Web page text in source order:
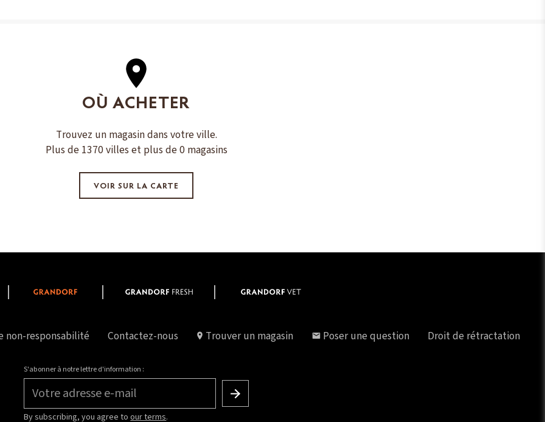
OÙ ACHETER
Trouvez un magasin dans votre ville.
Plus de 1370 villes et plus de 0 magasins
VOIR SUR LA CARTE
non-responsabilité Contactez-nous Trouver un magasin Poser une question Droit de rétractation
S'abonner à notre lettre d'information :
Votre adresse e-mail
By subscribing, you agree toour terms.